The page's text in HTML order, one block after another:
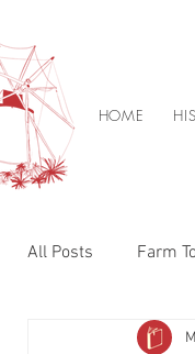
HOME
All Posts Farm